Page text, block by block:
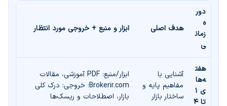
دور
ه
زمان
ی
هدف اصلی ابزار و منبع + خروجی مورد انتظار
هفت
ه‌ها
ی ۱
تا ۴
آشنایی با
مفاهیم پایه و
ساختار بازار
ابزار/منبع: PDF آموزشی، مقالات
Brokerir.com؛ خروجی: درک کلی
بازار، اصطلاحات و ریسک‌ها